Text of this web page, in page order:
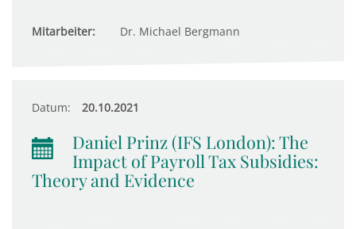
Mitarbeiter: Dr. Michael Bergmann
Datum: 20.10.2021
Daniel Prinz (IFS London): The
Impact of Payroll Tax Subsidies:
Theory and Evidence